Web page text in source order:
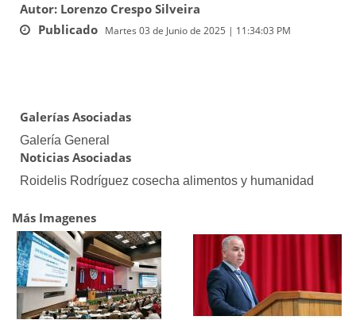
Autor: Lorenzo Crespo Silveira
Publicado Martes 03 de Junio de 2025 | 11:34:03 PM
Galerías Asociadas
Galería General
Noticias Asociadas
Roidelis Rodríguez cosecha alimentos y humanidad
Más Imagenes